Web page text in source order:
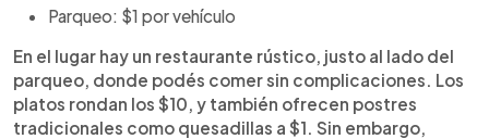
Parqueo: $1 por vehículo
En el lugar hay un restaurante rústico, justo al lado del
parqueo, donde podés comer sin complicaciones. Los
platos rondan los $10, y también ofrecen postres
tradicionales como quesadillas a $1. Sin embargo,